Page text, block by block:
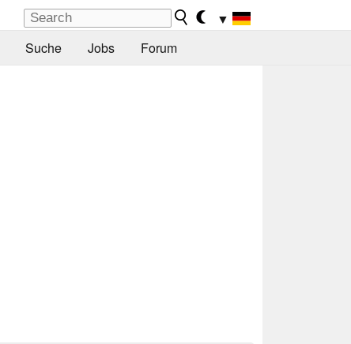
▼
Suche Jobs Forum